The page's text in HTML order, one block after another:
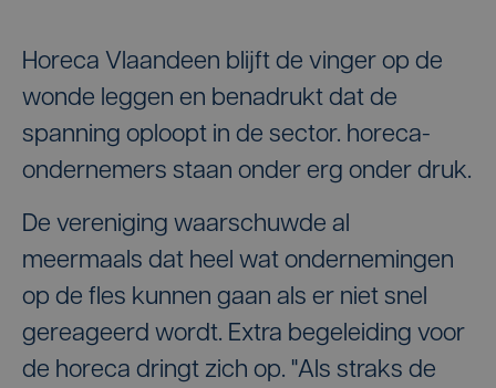
Horeca Vlaandeen blijft de vinger op de
wonde leggen en benadrukt dat de
spanning oploopt in de sector. horeca-
ondernemers staan onder erg onder druk.
De vereniging waarschuwde al
meermaals dat heel wat ondernemingen
op de fles kunnen gaan als er niet snel
gereageerd wordt. Extra begeleiding voor
de horeca dringt zich op. "Als straks de